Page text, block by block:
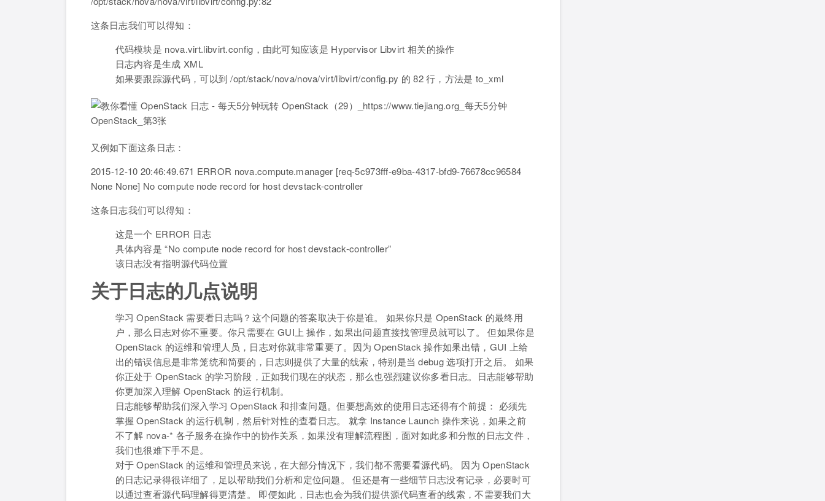
这条日志我们可以得知：
代码模块是 nova.virt.libvirt.config，由此可知应该是 Hypervisor Libvirt 相关的操作
日志内容是生成 XML
如果要跟踪源代码，可以到 /opt/stack/nova/nova/virt/libvirt/config.py 的 82 行，方法是 to_xml
又例如下面这条日志：
2015-12-10 20:46:49.671 ERROR nova.compute.manager [req-5c973fff-e9ba-4317-bfd9-76678cc96584
None None] No compute node record for host devstack-controller
这条日志我们可以得知：
这是一个 ERROR 日志
具体内容是 “No compute node record for host devstack-controller”
该日志没有指明源代码位置
关于日志的几点说明
学习 OpenStack 需要看日志吗？这个问题的答案取决于你是谁。 如果你只是 OpenStack 的最终用
户，那么日志对你不重要。你只需要在 GUI上 操作，如果出问题直接找管理员就可以了。 但如果你是
OpenStack 的运维和管理人员，日志对你就非常重要了。因为 OpenStack 操作如果出错，GUI 上给
出的错误信息是非常笼统和简要的，日志则提供了大量的线索，特别是当 debug 选项打开之后。 如果
你正处于 OpenStack 的学习阶段，正如我们现在的状态，那么也强烈建议你多看日志。日志能够帮助
你更加深入理解 OpenStack 的运行机制。
日志能够帮助我们深入学习 OpenStack 和排查问题。但要想高效的使用日志还得有个前提： 必须先
掌握 OpenStack 的运行机制，然后针对性的查看日志。 就拿 Instance Launch 操作来说，如果之前
不了解 nova-* 各子服务在操作中的协作关系，如果没有理解流程图，面对如此多和分散的日志文件，
我们也很难下手不是。
对于 OpenStack 的运维和管理员来说，在大部分情况下，我们都不需要看源代码。 因为 OpenStack
的日志记录得很详细了，足以帮助我们分析和定位问题。 但还是有一些细节日志没有记录，必要时可
以通过查看源代码理解得更清楚。 即便如此，日志也会为我们提供源代码查看的线索，不需要我们大